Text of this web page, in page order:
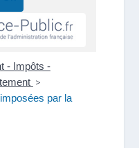
- Impôts -
>
par la